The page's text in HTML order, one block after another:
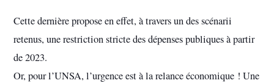
Cette dernière propose en effet, à travers un des scénarii
retenus, une restriction stricte des dépenses publiques à partir
de 2023.
Or, pour l’UNSA, l’urgence est à la relance économique ! Une